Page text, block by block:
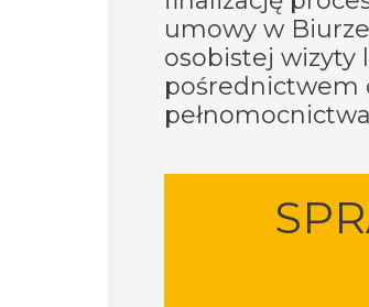
umowy w
osobistej wizyty
pośrednictwem